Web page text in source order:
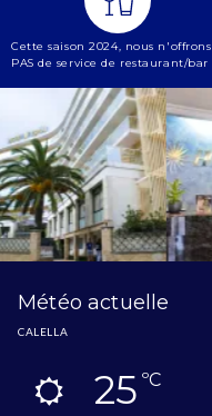
Cette saison 2024, nous n'offrons
PAS de service de restaurant/bar
Météo actuelle
CALELLA
25ºC